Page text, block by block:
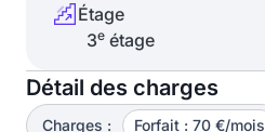
Étage
3e étage
Détail des charges
Charges : Forfait : 70 €/mois